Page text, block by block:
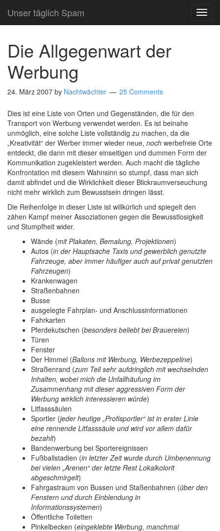
Unser täglich Spam
Die Allgegenwart der
Werbung
24. März 2007 by Nachtwächter 25 Comments
Dies ist eine Liste von Orten und Gegenständen, die für den
Transport von Werbung verwendet werden. Es ist beinahe
unmöglich, eine solche Liste vollständig zu machen, da die
„Kreativität“ der Werber immer wieder neue, noch werbefreie Orte
entdeckt, die dann mit dieser einseitigen und dummen Form der
Kommunikation zugekleistert werden. Auch macht die tägliche
Konfrontation mit diesem Wahnsinn so stumpf, dass man sich
damit abfindet und die Wirklichkeit dieser Blickraumverseuchung
nicht mehr wirklich zum Bewusstsein dringen lässt.
Die Reihenfolge in dieser Liste ist willkürlich und spiegelt den
zähen Kampf meiner Assoziationen gegen die Bewusstlosigkeit
und Stumpfheit wider.
Wände (mit Plakaten, Bemalung, Projektionen)
Autos (in der Hauptsache Taxis und gewerblich genutzte
Fahrzeuge, aber immer häufiger auch auf privat genutzten
Fahrzeugen)
Krankenwagen
Straßenbahnen
Busse
ausgelegte Fahrplan- und Anschlussinformationen
Fahrkarten
Pferdekutschen (besonders beliebt bei Brauereien)
Türen
Fenster
Der Himmel (Ballons mit Werbung, Werbezeppeline)
Straßenrand (zum Teil sehr aufdringlich mit wechselnden
Inhalten, wobei mich die Unfallhäufung im
Zusammenhang mit dieser aggressiven Form der
Werbung wirklich interessieren würde)
Litfasssäulen
Sportler (jeder heutige „Profisportler“ ist in erster Linie
eine rennende Litfasssäule und wird vor allem dafür
bezahlt)
Bandenwerbung bei Sportereignissen
Fußballstadien (in letzter Zeit wurde durch Umbenennung
bei vielen „Arenen“ der letzte Rest Lokalkolorit
abgeschmirgelt)
Fahrgastraum von Bussen und Staßenbahnen (über den
Fenstern und durch Einblendung in
Informationssystemen)
Öffentliche Toiletten
Pinkelbecken (eingeklebte Werbung, manchmal